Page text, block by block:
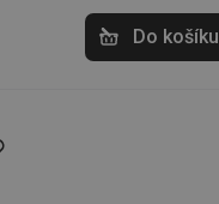
Do košíku